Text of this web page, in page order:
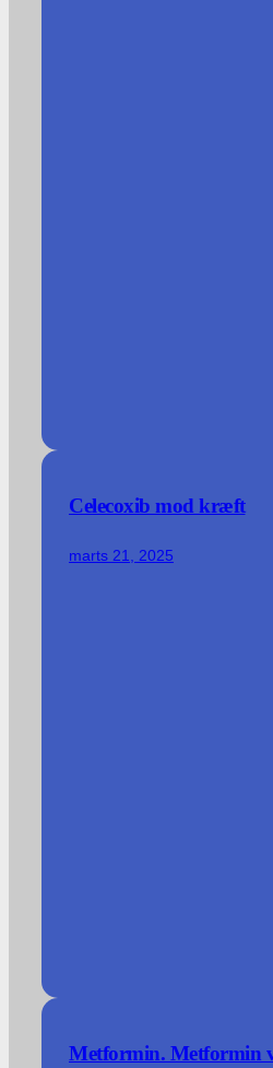
Celecoxib mod kræft
marts 21, 2025
Metformin. Metformin